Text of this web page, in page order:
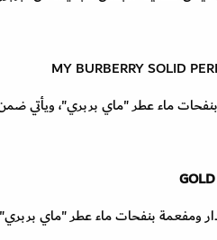
MY BURBERRY SOLID
ماء عطر "ماي بربري"، ويأتي
ومفعمة بنفحات ماء عطر "ماي بربري"